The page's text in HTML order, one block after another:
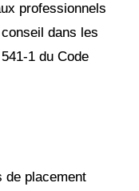
professionnels
dans les
1 du Code
de placement